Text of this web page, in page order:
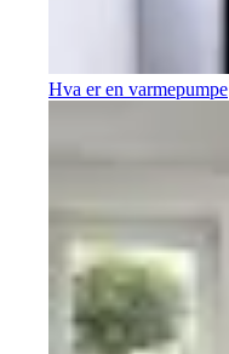
Hva er en varmepumpe